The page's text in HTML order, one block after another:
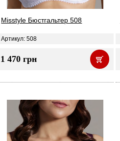
Misstyle Бюстгальтер 508
Артикул: 508
1 470 грн